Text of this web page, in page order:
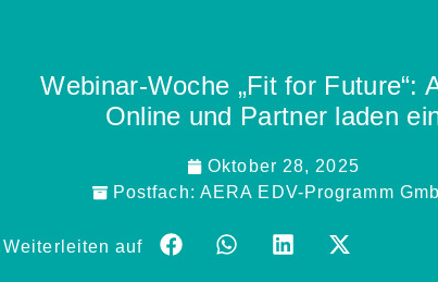
Webinar-Woche „Fit for Future“:
Online und Partner laden
Oktober 28, 2025
Postfach: AERA EDV-Programm
Weiterleiten auf